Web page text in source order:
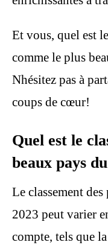
Et vous, quel est
comme le plus
Nhésitez pas à
coups de cœur!
Quel est le
beaux pays
Le classement
2023 peut varier
compte, tels que